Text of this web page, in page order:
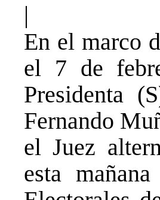
|
En el marco
el 7 de
Presidenta
Fernando
el Juez
esta